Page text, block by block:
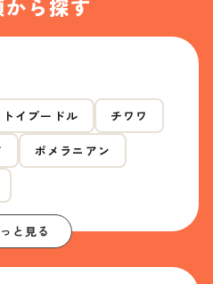
から探す
トイプードル チワワ
ポメラニアン
と見る